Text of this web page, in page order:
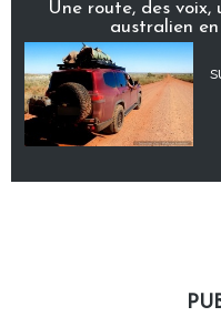
Une route, des voix,
australien